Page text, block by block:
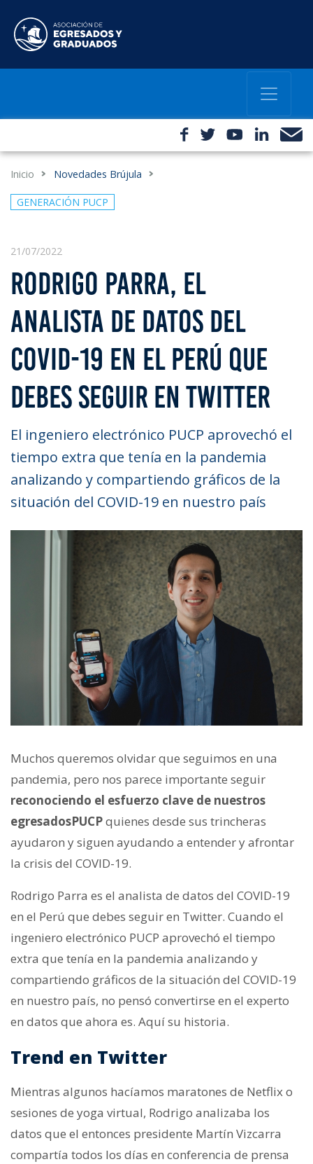
Inicio Novedades Brújula
GENERACIÓN PUCP
21/07/2022
RODRIGO PARRA, EL
ANALISTA DE DATOS DEL
COVID-19 EN EL PERÚ QUE
DEBES SEGUIR EN TWITTER
El ingeniero electrónico PUCP aprovechó el
tiempo extra que tenía en la pandemia
analizando y compartiendo gráficos de la
situación del COVID-19 en nuestro país
Muchos queremos olvidar que seguimos en una
pandemia, pero nos parece importante seguir
reconociendo el esfuerzo clave de nuestros
egresadosPUCPquienes desde sus trincheras
ayudaron y siguen ayudando a entender y afrontar
la crisis del COVID-19.
Rodrigo Parra es el analista de datos del COVID-19
en el Perú que debes seguir en Twitter. Cuando el
ingeniero electrónico PUCP aprovechó el tiempo
extra que tenía en la pandemia analizando y
compartiendo gráficos de la situación del COVID-19
en nuestro país, no pensó convertirse en el experto
en datos que ahora es. Aquí su historia.
Trend en Twitter
Mientras algunos hacíamos maratones de Netflix o
sesiones de yoga virtual, Rodrigo analizaba los
datos que el entonces presidente Martín Vizcarra
compartía todos los días en conferencia de prensa